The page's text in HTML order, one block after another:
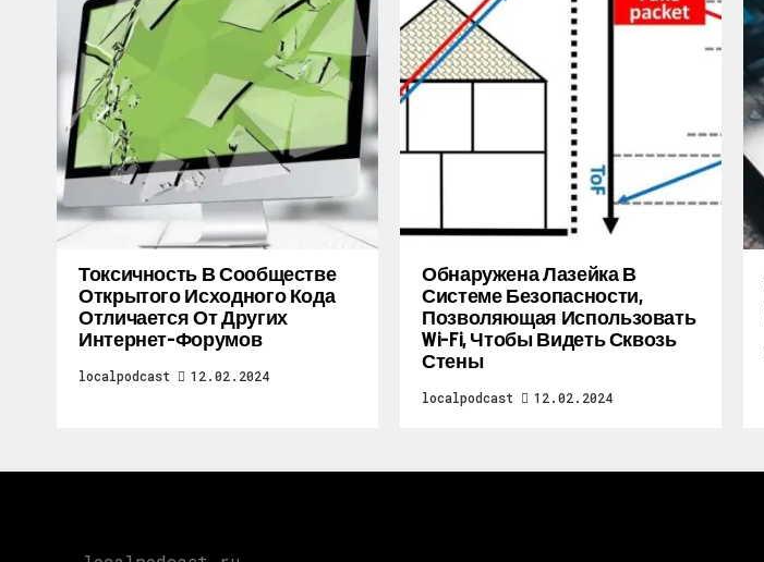
Токсичность В Сообществе
Открытого Исходного Кода
Отличается От Других
Интернет-Форумов
localpodcast 12.02.2024
Обнаружена Лазейка В
Системе Безопасности,
Позволяющая Использовать
Wi-Fi, Чтобы Видеть Сквозь
Стены
localpodcast 12.02.2024